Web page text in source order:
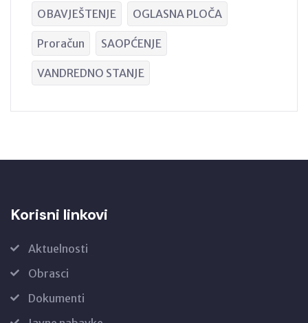
OBAVJEŠTENJE OGLASNA PLOČA
Proračun SAOPĆENJE
VANDREDNO STANJE
Korisni linkovi
Aktuelnosti
Obrasci
Dokumenti